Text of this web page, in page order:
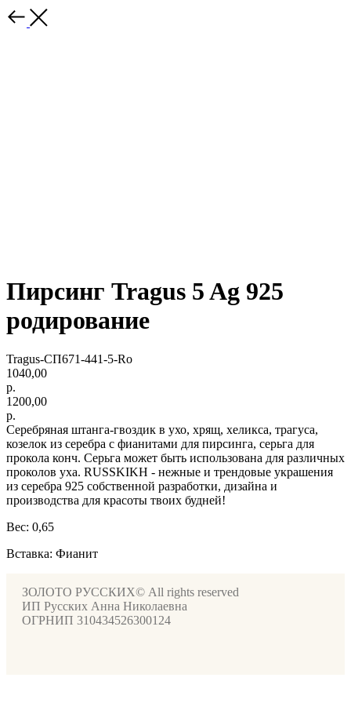
Пирсинг Tragus 5 Ag 925
родирование
Tragus-СП671-441-5-Ro
1040,00
р.
1200,00
р.
Серебряная штанга-гвоздик в ухо, хрящ, хеликса, трагуса,
козелок из серебра с фианитами для пирсинга, серьга для
прокола конч. Серьга может быть использована для различных
проколов уха. RUSSKIKH - нежные и трендовые украшения
из серебра 925 собственной разработки, дизайна и
производства для красоты твоих будней!
Вес: 0,65
Вставка: Фианит
ЗОЛОТО РУССКИХ© All rights reserved
ИП Русских Анна Николаевна
ОГРНИП 310434526300124